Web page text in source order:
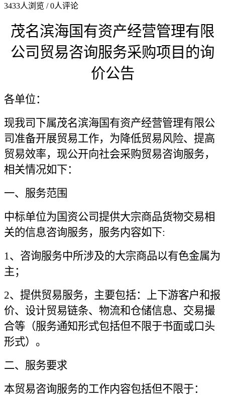
3433人浏览 /0人评论
茂名滨海国有资产经营管理有限
公司贸易咨询服务采购项目的询
价公告
各单位：
现我司下属茂名滨海国有资产经营管理有限公
司准备开展贸易工作，为降低贸易风险、提高
贸易效率，现公开向社会采购贸易咨询服务，
相关情况如下：
一、服务范围
中标单位为国资公司提供大宗商品货物交易相
关的信息咨询服务，服务内容如下:
1、咨询服务中所涉及的大宗商品以有色金属为
主；
2、提供贸易服务，主要包括：上下游客户和报
价、设计贸易链条、物流和仓储信息、交易撮
合等（服务通知形式包括但不限于书面或口头
形式） 。
二、服务要求
本贸易咨询服务的工作内容包括但不限于：